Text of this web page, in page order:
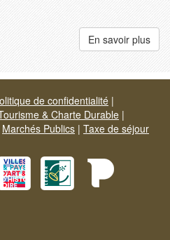
En savoir plus
de confidentialité |
& Charte Durable |
Marchés Publics | Taxe de séjour